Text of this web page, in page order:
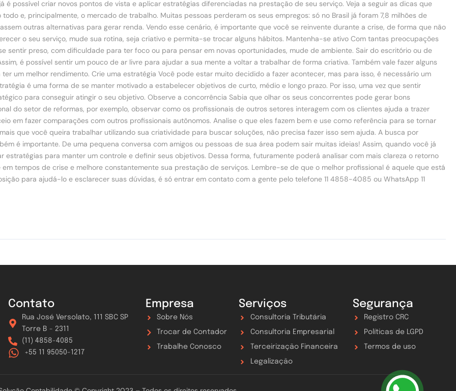
possível criar novos pontos de vista e aplicar estratégias diferenciadas na prestação de seu serviço. Veja a seguir as dicas que
e, principalmente, o mercado de trabalho. Muitas pessoas perderam os seus empregos: só no Brasil já foram 7,8 milhões de
outras alternativas para gerar renda. Vendo esse cenário, é importante que você se reinvente durante a crise, de forma que não
o seu serviço, mude sua rotina, seja criativo e permita-se trocar alguns hábitos. Mantenha-se ativo Com tantas preocupações
sentir preso, com dificuldade para ter foco ou para pensar em novas oportunidades, mude de ambiente. Sair do escritório ou de
é possível sentir um pouco de ar livre para ajudar a sua mente a voltar a trabalhar de forma criativa. Também vale fazer alguns
um melhor rendimento. Crie uma estratégia Você pode estar muito decidido a fazer acontecer, mas para isso, é necessário um
é uma forma de se manter motivado a estabelecer objetivos de curto, médio e longo prazo. Por isso, uma vez que sentir
para conseguir atingir o seu objetivo. Observe a concorrência Sabia que olhar os seus concorrentes pode gerar bons
do setor de reformas, por exemplo, observar como os profissionais de outros setores interagem com os clientes ajuda a trazer
em fazer comparações com outros profissionais autônomos. Analise o que eles fazem bem e use como referência para se tornar
que você queira trabalhar utilizando sua criatividade para buscar soluções, não precisa fazer isso sem ajuda. A busca por
é importante. De uma pequena conversa com amigos ou pessoas de sua área podem sair muitas ideias! Assim, quando você já
para manter um controle e definir seus objetivos. Dessa forma, futuramente poderá analisar com mais clareza o retorno
tempos de crise e melhore constantemente sua prestação de serviços. Lembre-se de que o melhor profissional é aquele que está
para ajudá-lo e esclarecer suas dúvidas, é só entrar em contato com a gente pelo telefone 11 4858-4085 ou WhatsApp 11
Contato
Rua José Versolato, 111 SBC SP
Torre B - 2311
(11) 4858-4085
+55 11 95050-1217
Empresa
Sobre Nós
Trocar de Contador
Trabalhe Conosco
Serviços
Consultoria Tributária
Consultoria Empresarial
Terceirização Financeira
Legalização
Segurança
Registro CRC
Políticas de LGPD
Termos de uso